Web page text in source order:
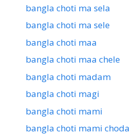
bangla choti ma sela
bangla choti ma sele
bangla choti maa
bangla choti maa chele
bangla choti madam
bangla choti magi
bangla choti mami
bangla choti mami choda